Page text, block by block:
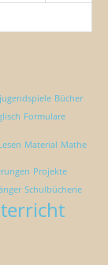
Bücher
Formulare
Material Mathe
Projekte
Schulbücherie